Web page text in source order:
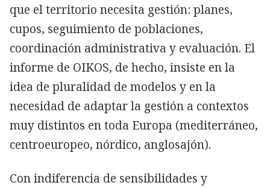
que el territorio necesita gestión: planes,
cupos, seguimiento de poblaciones,
coordinación administrativa y evaluación. El
informe de OIKOS, de hecho, insiste en la
idea de pluralidad de modelos y en la
necesidad de adaptar la gestión a contextos
muy distintos en toda Europa (mediterráneo,
centroeuropeo, nórdico, anglosajón).
Con indiferencia de sensibilidades y